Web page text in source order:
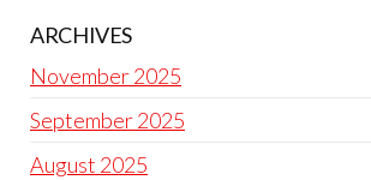
ARCHIVES
November 2025
September 2025
August 2025